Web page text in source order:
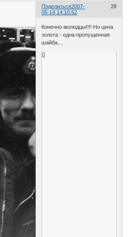
Поделиться 28
2007-
05-14 14:10:52
Конечно молодцы!!!! Но цена
золота - одна пропущенная
шайба....
0